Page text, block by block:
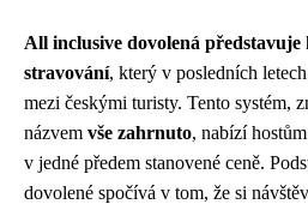
All inclusive dovolená
stravování, který v posledních
mezi českými turisty. Tento systém,
názvem vše zahrnuto, nabízí
v jedné předem stanovené ceně.
dovolené spočívá v tom, že si